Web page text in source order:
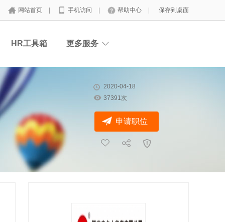
网站首页 手机访问 帮助中心 保存到桌面
HR工具箱 更多服务
2020-04-18
37391次
申请职位